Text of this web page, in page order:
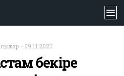
- 09.11.2020
бекіре